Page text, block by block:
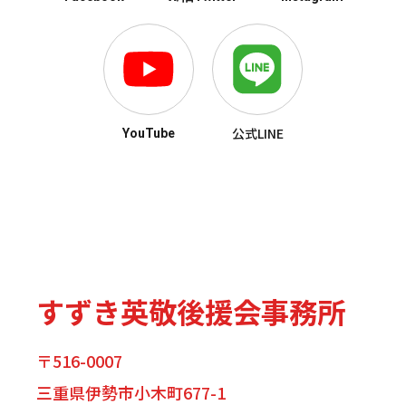
YouTube 公式LINE
すずき英敬後援会事務所
〒516-0007
三重県伊勢市小木町677-1